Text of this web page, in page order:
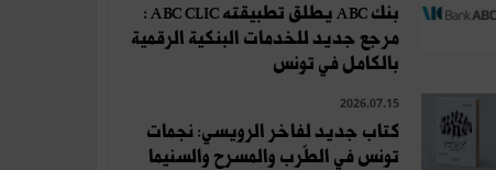
بنك ABC يطلق تطبيقته ABC CLIC :
مرجع جديد للخدمات البنكية الرقمية
بالكامل في تونس
2026.07.15
كتاب جديد لفاخر الرويسي: نجمات
تونس في الطّرب والمسرح والسنيما